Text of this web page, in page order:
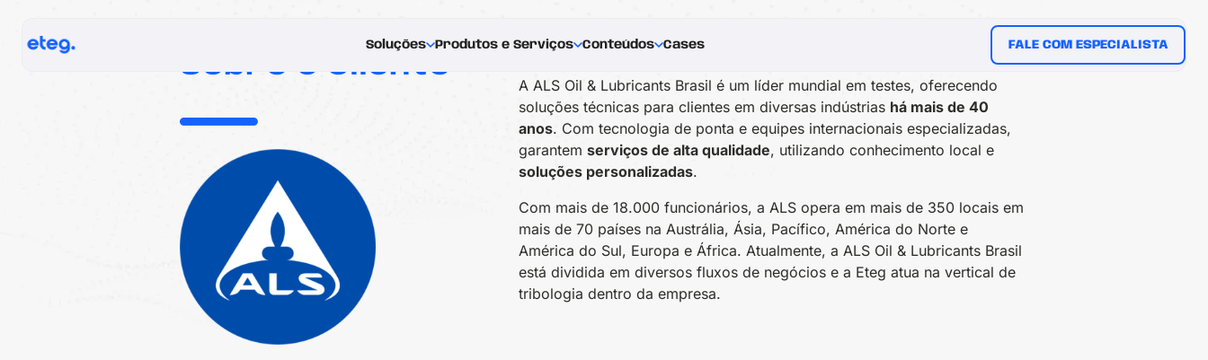
Soluções Produtos e Serviços Conteúdos Cases FALE COM ESPECIALISTA
Sobre o Cliente
A ALS Oil & Lubricants Brasil é um líder mundial em testes, oferecendo
soluções técnicas para clientes em diversas indústrias há mais de 40
anos. Com tecnologia de ponta e equipes internacionais especializadas,
garantemserviços de alta qualidade, utilizando conhecimento local e
soluções personalizadas.
Com mais de 18.000 funcionários, a ALS opera em mais de 350 locais em
mais de 70 países na Austrália, Ásia, Pacífico, América do Norte e
América do Sul, Europa e África. Atualmente, a ALS Oil & Lubricants Brasil
está dividida em diversos fluxos de negócios e a Eteg atua na vertical de
tribologia dentro da empresa.